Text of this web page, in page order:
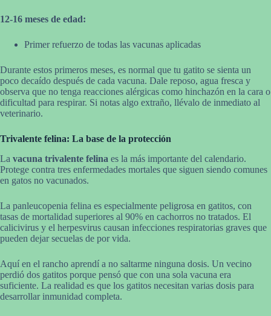
12-16 meses de edad:
Primer refuerzo de todas las vacunas aplicadas
Durante estos primeros meses, es normal que tu gatito se sienta un
poco decaído después de cada vacuna. Dale reposo, agua fresca y
observa que no tenga reacciones alérgicas como hinchazón en la cara o
dificultad para respirar. Si notas algo extraño, llévalo de inmediato al
veterinario.
Trivalente felina: La base de la protección
La vacuna trivalente felina es la más importante del calendario.
Protege contra tres enfermedades mortales que siguen siendo comunes
en gatos no vacunados.
La panleucopenia felina es especialmente peligrosa en gatitos, con
tasas de mortalidad superiores al 90% en cachorros no tratados. El
calicivirus y el herpesvirus causan infecciones respiratorias graves que
pueden dejar secuelas de por vida.
Aquí en el rancho aprendí a no saltarme ninguna dosis. Un vecino
perdió dos gatitos porque pensó que con una sola vacuna era
suficiente. La realidad es que los gatitos necesitan varias dosis para
desarrollar inmunidad completa.